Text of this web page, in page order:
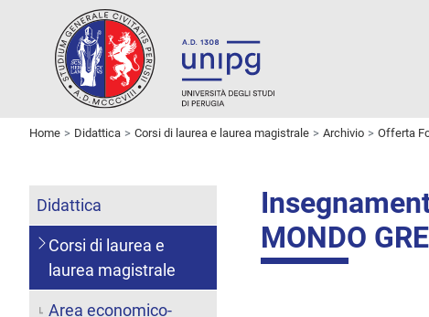
Home Didattica Corsi di laurea e laurea magistrale Archivio Offerta
MONDO
Didattica
Corsi di laurea e
laurea magistrale
Area economico-